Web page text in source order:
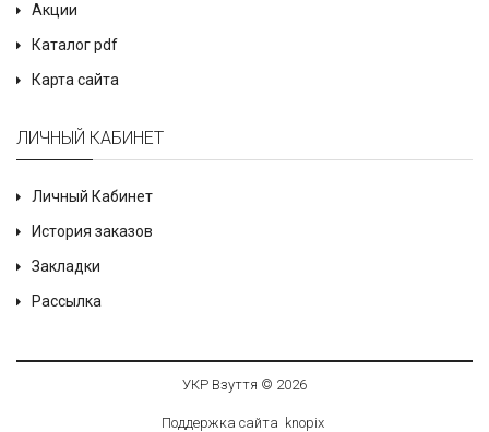
Акции
Каталог pdf
Карта сайта
ЛИЧНЫЙ КАБИНЕТ
Личный Кабинет
История заказов
Закладки
Рассылка
УКР Взуття © 2026
Поддержка сайта knopix